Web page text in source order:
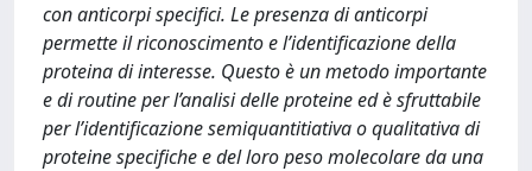
con anticorpi specifici. Le presenza di anticorpi
permette il riconoscimento e l’identificazione della
proteina di interesse. Questo è un metodo importante
e di routine per l’analisi delle proteine ed è sfruttabile
per l’identificazione semiquantitiativa o qualitativa di
proteine specifiche e del loro peso molecolare da una